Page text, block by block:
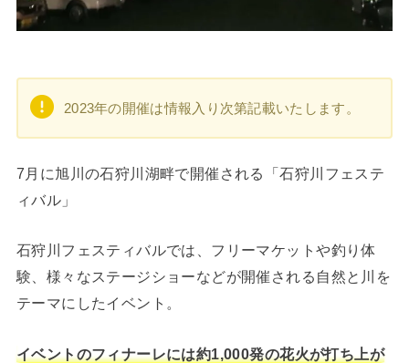
2023年の開催は情報入り次第記載いたします。
7月に旭川の石狩川湖畔で開催される「石狩川フェステ
ィバル」
石狩川フェスティバルでは、フリーマケットや釣り体
験、様々なステージショーなどが開催される自然と川を
テーマにしたイベント。
イベントのフィナーレには約1,000発の花火が打ち上が